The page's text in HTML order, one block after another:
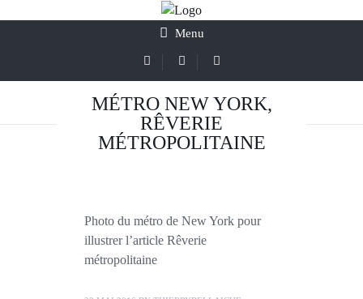
Menu
MÉTRO NEW YORK,
RÊVERIE
MÉTROPOLITAINE
Photo du métro de New York pour
illustrer l’article Rêverie
métropolitaine